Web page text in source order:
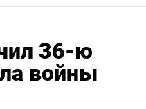
36-ю
войны